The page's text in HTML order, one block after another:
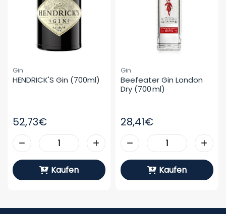
Gin
HENDRICK'S Gin (700ml)
52,73€
Kaufen
Gin
Beefeater Gin London
Dry (700 Ml)
28,41€
Kaufen